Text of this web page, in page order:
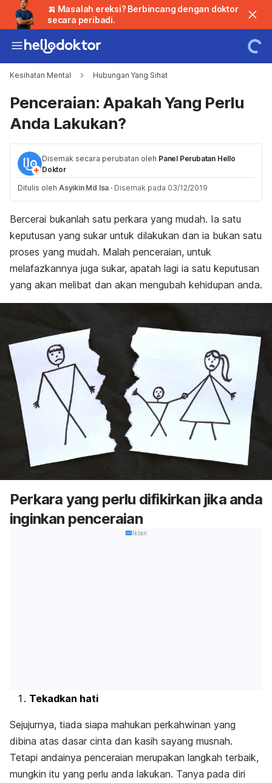
🍌 Masalah ereksi? Berbincang dengan doktor
secara peribadi.
Kesihatan Mental Hubungan Yang Sihat
Penceraian: Apakah Yang Perlu
Anda Lakukan?
Disemak secara perubatan oleh Panel Perubatan Hello
Doktor
Ditulis oleh Asyikin Md Isa · Disemak pada 03/12/2019
Bercerai bukanlah satu perkara yang mudah. Ia satu
keputusan yang sukar untuk dilakukan dan ia bukan satu
proses yang mudah. Malah penceraian, untuk
melafazkannya juga sukar, apatah lagi ia satu keputusan
yang akan melibat dan akan mengubah kehidupan anda.
Perkara yang perlu difikirkan jika anda
inginkan penceraian
Iklan
Tekadkan hati
Sejujurnya, tiada siapa mahukan perkahwinan yang
dibina atas dasar cinta dan kasih sayang musnah.
Tetapi andainya penceraian merupakan langkah terbaik,
mungkin itu yang perlu anda lakukan. Tanya pada diri